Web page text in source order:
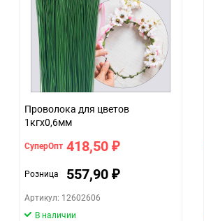
Проволока для цветов
1кгx0,6мм
СуперОпт 418,50 ₽
Розница 557,90 ₽
Артикул: 12602606
В наличии